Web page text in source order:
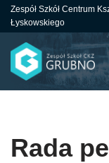
do
treści
Zespół Szkół Centrum
Łyskowskiego
Rada